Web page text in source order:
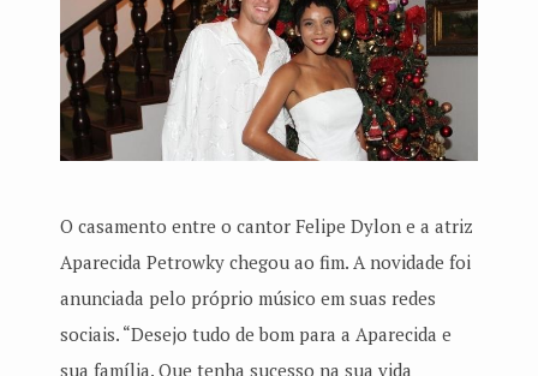
O casamento entre o cantor Felipe Dylon e a atriz
Aparecida Petrowky chegou ao fim. A novidade foi
anunciada pelo próprio músico em suas redes
sociais. “Desejo tudo de bom para a Aparecida e
sua família. Que tenha sucesso na sua vida